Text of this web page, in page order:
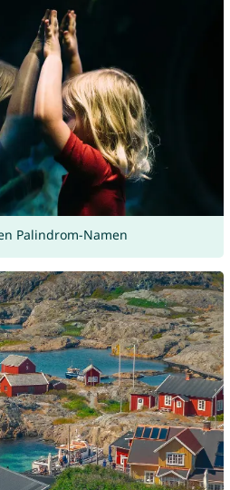
Palindrom-Namen